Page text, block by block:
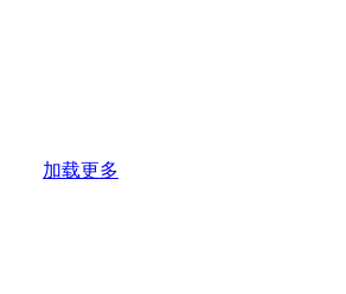
加载更多